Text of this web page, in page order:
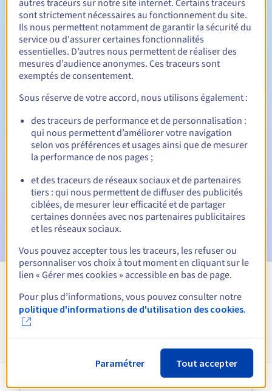
Durée de renouvellement Entre 1 et 10 ans
Période de rédemption
Notifications automatiques :
E-mails d'avertissement : 60, 30, 15, 7 et 3 jours avant la
date d'échéance
E-mail le jour de l'expirationpour notification de la
suspension du nom de domaine
E-mail après la période de grâce de rédemptionpour
notification de la suppression du nom de domaine
Voir toutes les extensions
autres traceurs sur notre site internet. Certains traceurs
sont strictement nécessaires au fonctionnement du site.
Ils nous permettent notamment de garantir la sécurité du
service ou d'assurer certaines fonctionnalités
essentielles. D’autres nous permettent de réaliser des
mesures d’audience anonymes. Ces traceurs sont
exemptés de consentement.
Sous réserve de votre accord, nous utilisons également :
des traceurs de performance et de personnalisation :
qui nous permettent d’améliorer votre navigation
selon vos préférences et usages ainsi que de mesurer
la performance de nos pages ;
et des traceurs de réseaux sociaux et de partenaires
tiers : qui nous permettent de diffuser des publicités
ciblées, de mesurer leur efficacité et de partager
certaines données avec nos partenaires publicitaires
et les réseaux sociaux.
Vous pouvez accepter tous les traceurs, les refuser ou
personnaliser vos choix à tout moment en cliquant sur le
lien « Gérer mes cookies » accessible en bas de page.
Pour plus d’informations, vous pouvez consulter notre
politique d'informations de d'utilisation des cookies.
Paramétrer Tout accepter